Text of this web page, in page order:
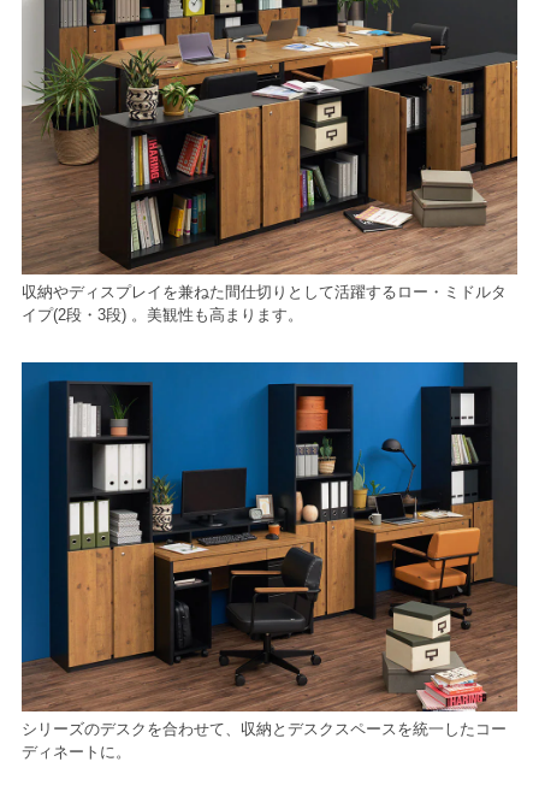
収納やディスプレイを兼ねた間仕切りとして活躍するロー・ミドルタ
イプ(2段・3段) 。美観性も高まります。
シリーズのデスクを合わせて、収納とデスクスペースを統一したコー
ディネートに。